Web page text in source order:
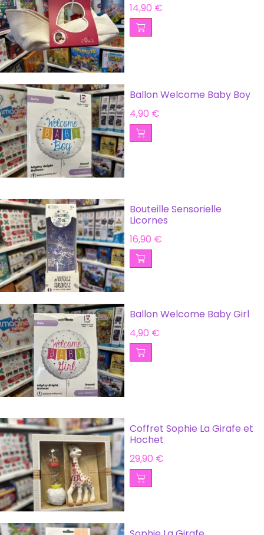
14,90 €
Ballon Welcome Baby Boy
4,90 €
Bouteille Sensorielle
Licornes
16,90 €
Ballon Welcome Baby Girl
4,90 €
Coffret Sophie La Girafe et
Hochet
29,90 €